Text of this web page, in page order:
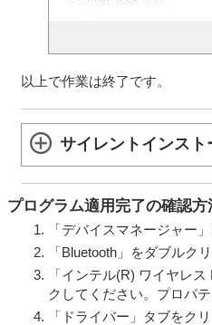
VAIOが開示するオープン
ードは、https://vaio.com/
の指定するサイトをご確認
オープンソースソフトウ
ソースソフトウェアにつ
条件が適用されます。
第4条（権利の制限）
アリング、逆アセンブル
ド解析作業を行ってはな
各許諾ソフトウェアはそ
における使用を条件に許
別途VAIOが付属ドキュ
諾ソフトウェアの一部ま
ウェアから分離して使用
以上で作業は終了です。
サイレントインスト
プログラム適用完了の確認方
「デバイスマネージャー
「Bluetooth」をダブルク
「インテル(R) ワイヤレ
クしてください。プロパ
「ドライバー」タブをク